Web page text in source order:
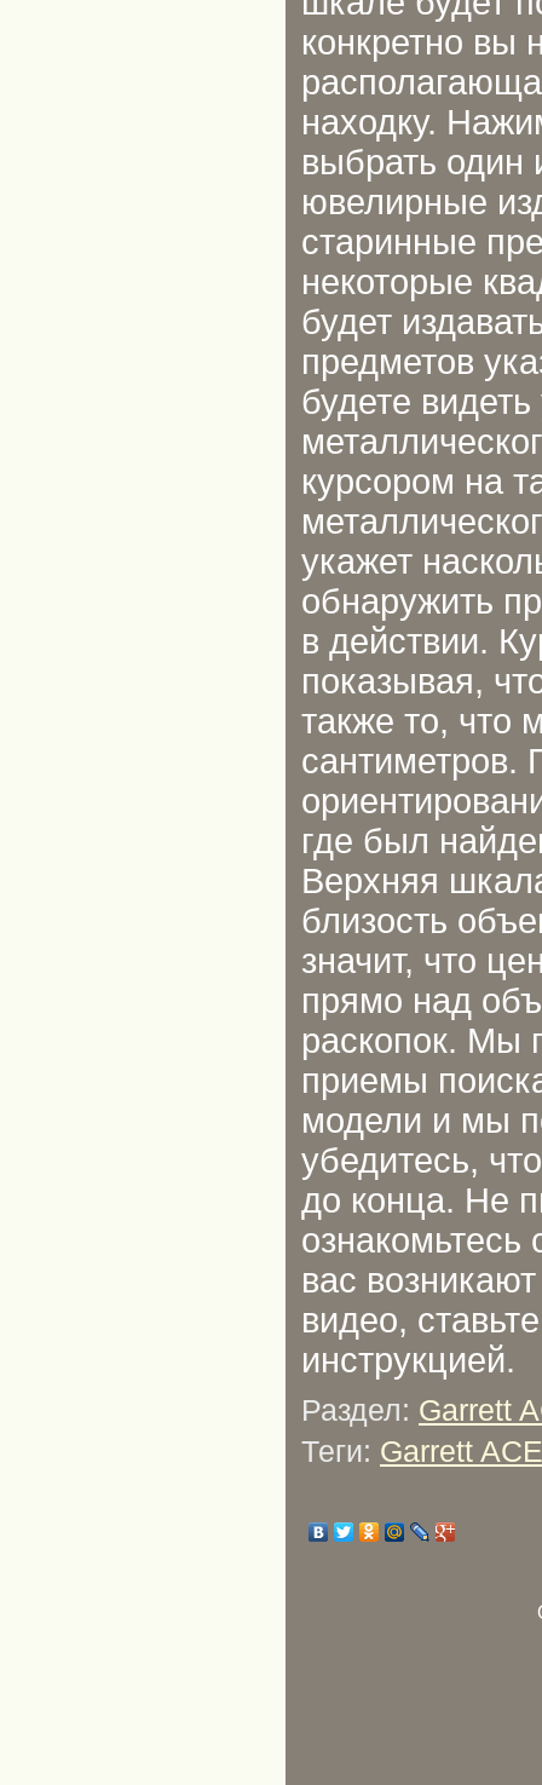
конкретно вы
находку.
выбрать один
ювелирные
старинные
некоторые
будет
предметов
будете
курсором на
укажет
обнаружить
в действии.
показывая,
также то, что
сантиметров.
где был
Верхняя
близость
значит, что
прямо над
раскопок. Мы
приемы
модели и мы
убедитесь,
до конца. Не
вас
видео,
инструкцией.
Раздел: Garrett
Теги: Garrett